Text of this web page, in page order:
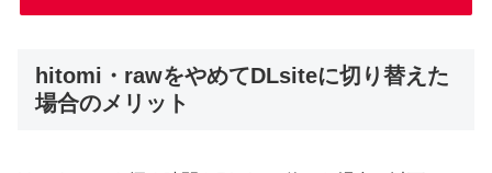
hitomi・rawをやめてDLsiteに切り替えた
場合のメリット